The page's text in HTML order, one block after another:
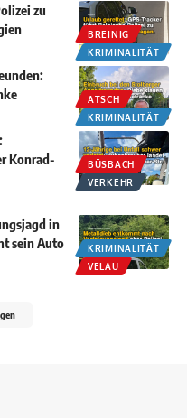
BREINIG
KRIMINALITÄT
zu
ATSCH
KRIMINALITÄT
BÜSBACH
VERKEHR
Konrad-
KRIMINALITÄT
VELAU
in
sein Auto